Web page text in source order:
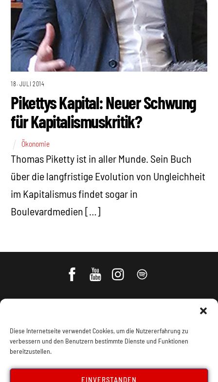
Diese Internetseite verwendet Cookies, um die Nutzererfahrung zu
verbessern und den Benutzern bestimmte Dienste und Funktionen
bereitzustellen.
EINVERSTANDEN
18. JULI 2014
Pikettys Kapital: Neuer Schwung
für Kapitalismuskritik?
Ökonomie
Thomas Piketty ist in aller Munde. Sein Buch
über die langfristige Evolution von Ungleichheit
im Kapitalismus findet sogar in
Boulevardmedien […]
Impressum, Offenlegung Cookie Policy